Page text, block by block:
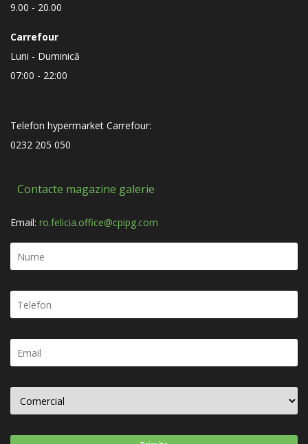
9.00 - 20.00
Carrefour
Luni - Duminică
07:00 - 22:00
Telefon hypermarket Carrefour:
0232 205 050
Contacte magazine galerie
Email: ro.felicia.office@cpipg.com